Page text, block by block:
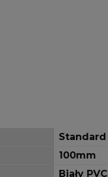
Standard
100mm
Biały PVC